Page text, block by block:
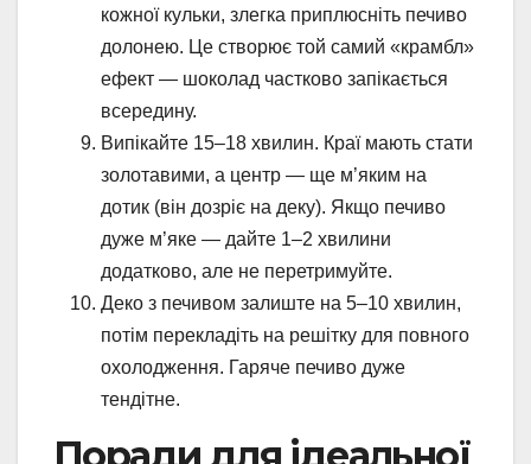
кожної кульки, злегка приплюсніть печиво
долонею. Це створює той самий «крамбл»
ефект — шоколад частково запікається
всередину.
Випікайте 15–18 хвилин. Краї мають стати
золотавими, а центр — ще м’яким на
дотик (він дозріє на деку). Якщо печиво
дуже м’яке — дайте 1–2 хвилини
додатково, але не перетримуйте.
Деко з печивом залиште на 5–10 хвилин,
потім перекладіть на решітку для повного
охолодження. Гаряче печиво дуже
тендітне.
Поради для ідеальної